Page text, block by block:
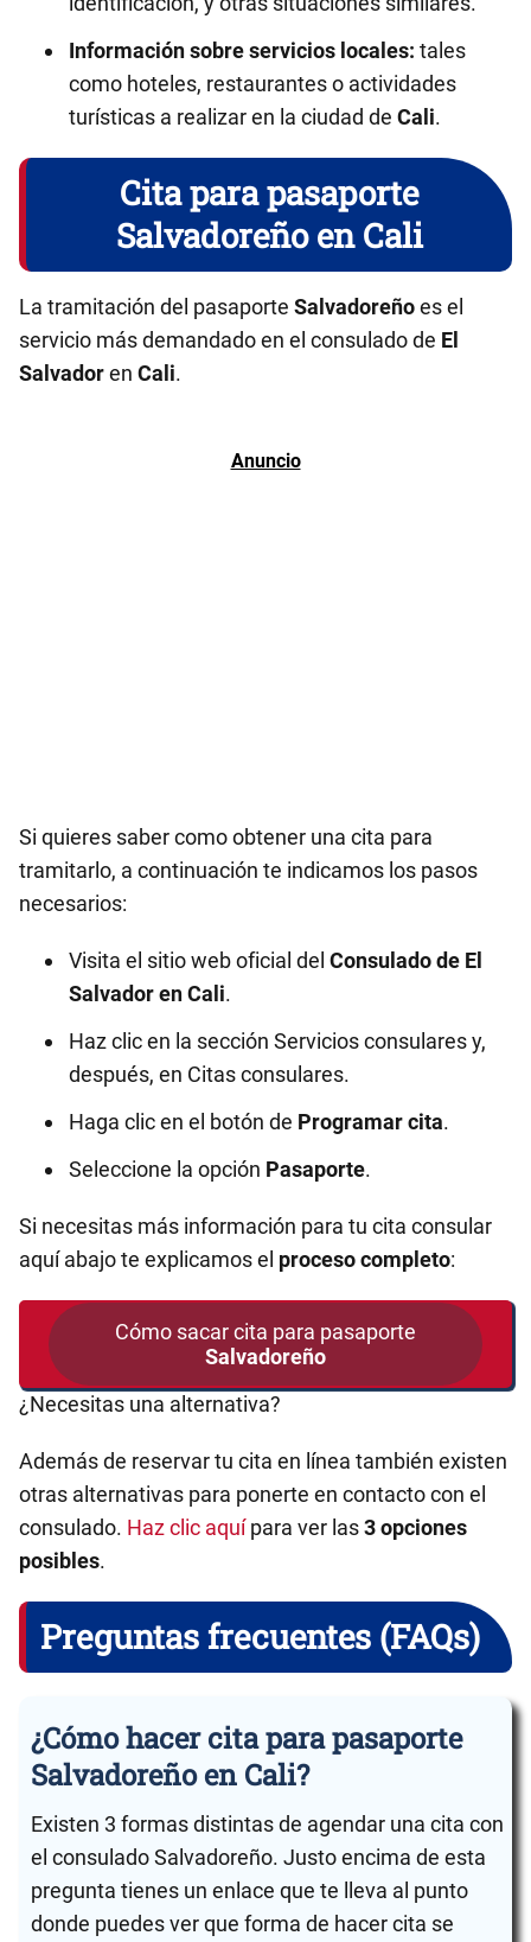
Información sobre servicios locales: tales
como hoteles, restaurantes o actividades
turísticas a realizar en la ciudad de Cali.
Cita para pasaporte
Salvadoreño en Cali
La tramitación del pasaporte Salvadoreñoes el
servicio más demandado en el consulado de El
Salvadoren Cali.
Si quieres saber como obtener una cita para
tramitarlo, a continuación te indicamos los pasos
necesarios:
Visita el sitio web oficial del Consulado de El
Salvador enCali.
Haz clic en la sección Servicios consulares y,
después, en Citas consulares.
Haga clic en el botón de Programar cita.
Seleccione la opción Pasaporte.
Si necesitas más información para tu cita consular
aquí abajo te explicamos el proceso completo:
Cómo sacar cita para pasaporte
Salvadoreño
¿Necesitas una alternativa?
Además de reservar tu cita en línea también existen
otras alternativas para ponerte en contacto con el
consulado. Haz clic aquípara ver las3 opciones
posibles.
Preguntas frecuentes (FAQs)
¿Cómo hacer cita para pasaporte
Salvadoreño en Cali?
Existen 3 formas distintas de agendar una cita con
el consulado Salvadoreño. Justo encima de esta
pregunta tienes un enlace que te lleva al punto
donde puedes ver que forma de hacer cita se